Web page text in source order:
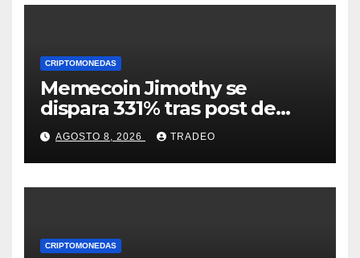
CRIPTOMONEDAS
Memecoin Jimothy se
dispara 331% tras post de
Elon Musk sobre un
mapache
AGOSTO 8, 2026 TRADEO
CRIPTOMONEDAS